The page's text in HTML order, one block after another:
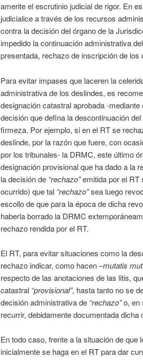
amerite el escrutinio judicial de rigor. En
judicialice a través de los recursos
contra la decisión del órgano de la
impedido la continuación administrativa
presentada, rechazo de inscripción de
Para evitar impases que laceren la
administrativa de los deslindes, es
designación catastral aprobada -
decisión que defina la descontinuación
firmeza. Por ejemplo, si en el RT se
deslinde, por la razón que fuere, con
por los tribunales- la DRMC, este último
designación provisional que ha dado a la
la decisión de “rechazo”emitida por el RT
ocurrido) que tal “rechazo”sea luego
escollo de que para la época de dicha
haberla borrado la DRMC
rechazo rendida por el RT.
El RT, para evitar situaciones como la
rechazo indicar, como hacen –mutatis
respecto de las anotaciones de las litis,
catastral “provisional”, hasta tanto no se
decisión administrativa de “rechazo”o, en
recurrir, debidamente documentada
En todo caso, frente a la situación de que
inicialmente se haga en el RT para dar